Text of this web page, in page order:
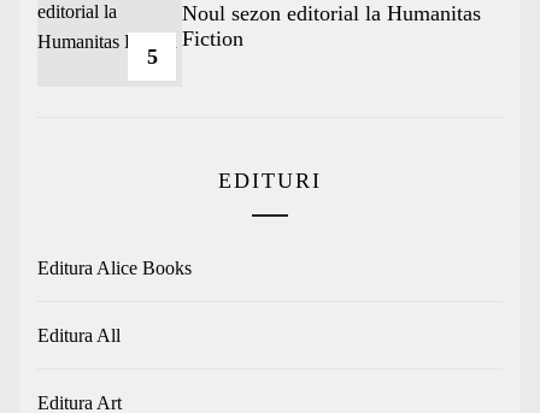
5
​Noul sezon editorial la Humanitas
Fiction
EDITURI
Editura Alice Books
Editura All
Editura Art